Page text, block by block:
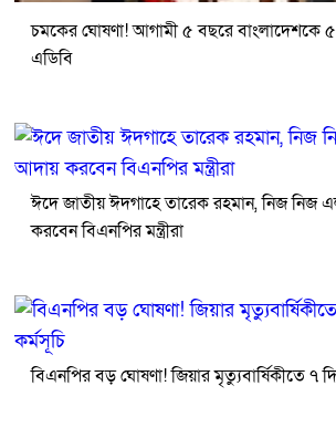
চমকের ঘোষণা! আগামী ৫ বছরে বাংলাদেশকে ৫
এডিবি
ঈদে জাতীয় ঈদগাহে তারেক রহমান, নিজ নিজ
করবেন বিএনপির মন্ত্রীরা
বিএনপির বড় ঘোষণা! জিয়ার মৃত্যুবার্ষিকীতে ৭